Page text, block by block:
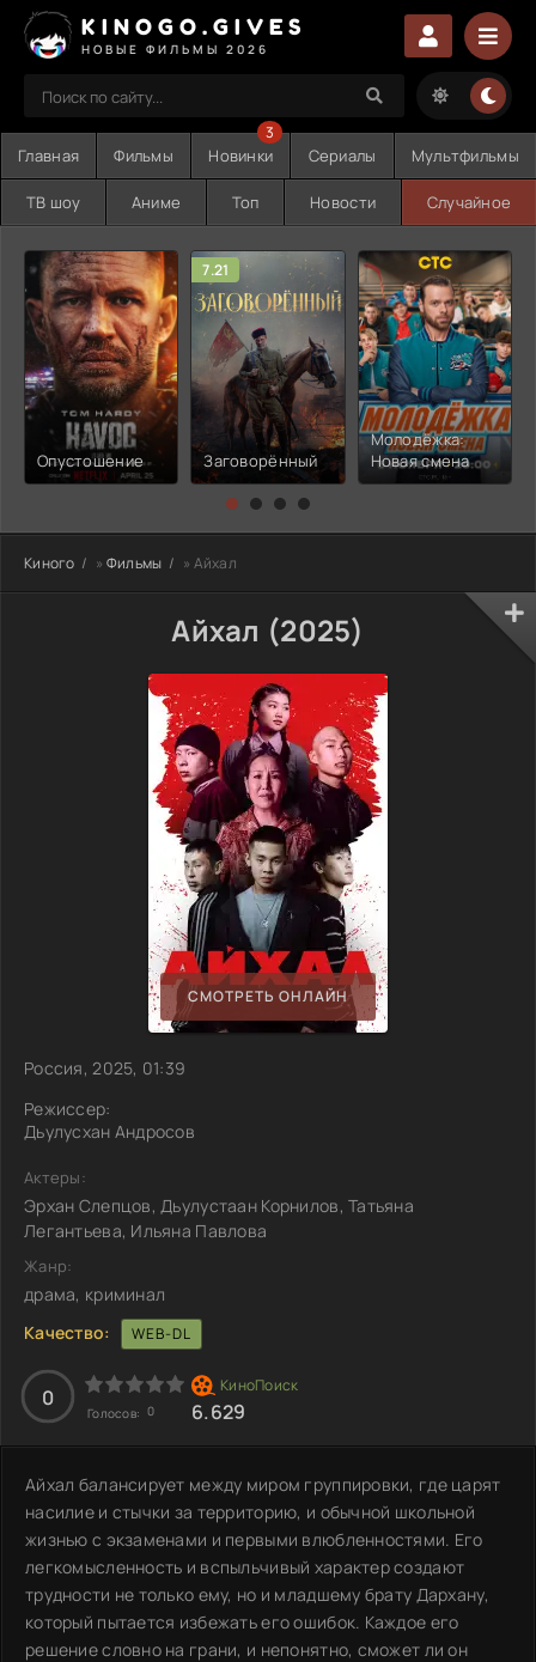
KINOGO.GIVES
НОВЫЕ ФИЛЬМЫ 2026
Главная Фильмы Новинки
3
Сериалы Мультфильмы
ТВ шоу Аниме Топ Новости Случайное
Опустошение
7.21
Заговорённый
Молодёжка:
Новая смена
Киного » Фильмы » Айхал
Айхал (2025)
СМОТРЕТЬ ОНЛАЙН
Россия, 2025, 01:39
Режиссер:
Дьулусхан Андросов
Актеры:
Эрхан Слепцов, Дьулустаан Корнилов, Татьяна
Легантьева, Ильяна Павлова
Жанр:
драма, криминал
Качество:
WEB-DL
0
Голосов: 0 6.629
Айхал балансирует между миром группировки, где царят
насилие и стычки за территорию, и обычной школьной
жизнью с экзаменами и первыми влюбленностями. Его
легкомысленность и вспыльчивый характер создают
трудности не только ему, но и младшему брату Дархану,
который пытается избежать его ошибок. Каждое его
решение словно на грани, и непонятно, сможет ли он